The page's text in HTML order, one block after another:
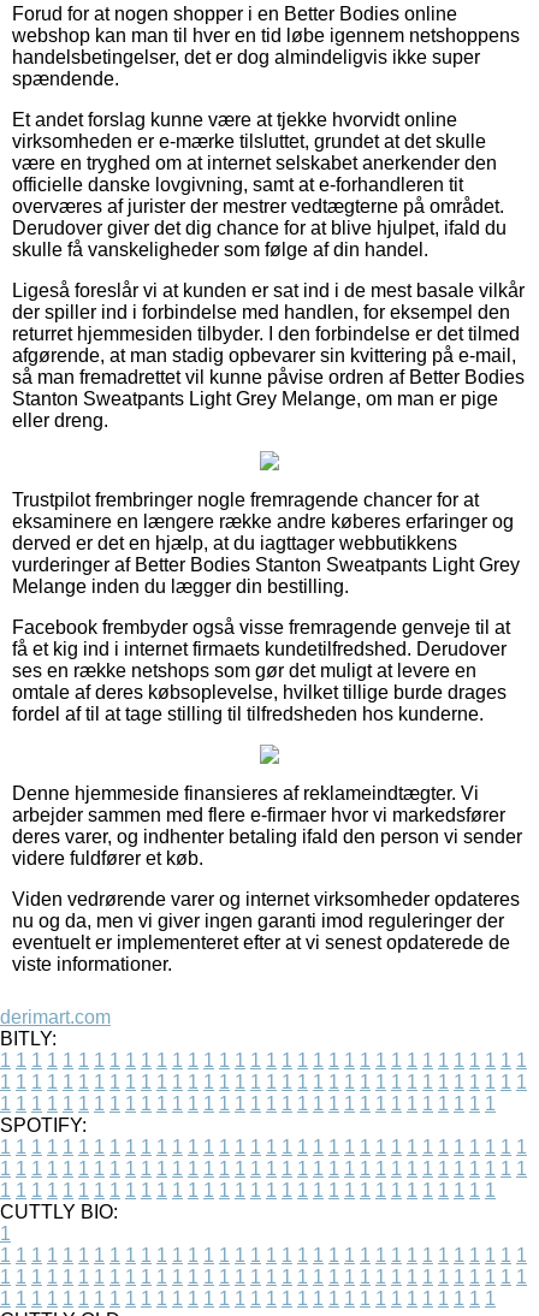
Forud for at nogen shopper i en Better Bodies online
webshop kan man til hver en tid løbe igennem netshoppens
handelsbetingelser, det er dog almindeligvis ikke super
spændende.
Et andet forslag kunne være at tjekke hvorvidt online
virksomheden er e-mærke tilsluttet, grundet at det skulle
være en tryghed om at internet selskabet anerkender den
officielle danske lovgivning, samt at e-forhandleren tit
overværes af jurister der mestrer vedtægterne på området.
Derudover giver det dig chance for at blive hjulpet, ifald du
skulle få vanskeligheder som følge af din handel.
Ligeså foreslår vi at kunden er sat ind i de mest basale vilkår
der spiller ind i forbindelse med handlen, for eksempel den
returret hjemmesiden tilbyder. I den forbindelse er det tilmed
afgørende, at man stadig opbevarer sin kvittering på e-mail,
så man fremadrettet vil kunne påvise ordren af Better Bodies
Stanton Sweatpants Light Grey Melange, om man er pige
eller dreng.
Trustpilot frembringer nogle fremragende chancer for at
eksaminere en længere række andre køberes erfaringer og
derved er det en hjælp, at du iagttager webbutikkens
vurderinger af Better Bodies Stanton Sweatpants Light Grey
Melange inden du lægger din bestilling.
Facebook frembyder også visse fremragende genveje til at
få et kig ind i internet firmaets kundetilfredshed. Derudover
ses en række netshops som gør det muligt at levere en
omtale af deres købsoplevelse, hvilket tillige burde drages
fordel af til at tage stilling til tilfredsheden hos kunderne.
Denne hjemmeside finansieres af reklameindtægter. Vi
arbejder sammen med flere e-firmaer hvor vi markedsfører
deres varer, og indhenter betaling ifald den person vi sender
videre fuldfører et køb.
Viden vedrørende varer og internet virksomheder opdateres
nu og da, men vi giver ingen garanti imod reguleringer der
eventuelt er implementeret efter at vi senest opdaterede de
viste informationer.
derimart.com
BITLY:
1 1 1 1 1 1 1 1 1 1 1 1 1 1 1 1 1 1 1 1 1 1 1 1 1 1 1 1 1 1 1 1 1 1
1 1 1 1 1 1 1 1 1 1 1 1 1 1 1 1 1 1 1 1 1 1 1 1 1 1 1 1 1 1 1 1 1 1
1 1 1 1 1 1 1 1 1 1 1 1 1 1 1 1 1 1 1 1 1 1 1 1 1 1 1 1 1 1 1 1
SPOTIFY:
1 1 1 1 1 1 1 1 1 1 1 1 1 1 1 1 1 1 1 1 1 1 1 1 1 1 1 1 1 1 1 1 1 1
1 1 1 1 1 1 1 1 1 1 1 1 1 1 1 1 1 1 1 1 1 1 1 1 1 1 1 1 1 1 1 1 1 1
1 1 1 1 1 1 1 1 1 1 1 1 1 1 1 1 1 1 1 1 1 1 1 1 1 1 1 1 1 1 1 1
CUTTLY BIO:
1
1 1 1 1 1 1 1 1 1 1 1 1 1 1 1 1 1 1 1 1 1 1 1 1 1 1 1 1 1 1 1 1 1 1
1 1 1 1 1 1 1 1 1 1 1 1 1 1 1 1 1 1 1 1 1 1 1 1 1 1 1 1 1 1 1 1 1 1
1 1 1 1 1 1 1 1 1 1 1 1 1 1 1 1 1 1 1 1 1 1 1 1 1 1 1 1 1 1 1 1